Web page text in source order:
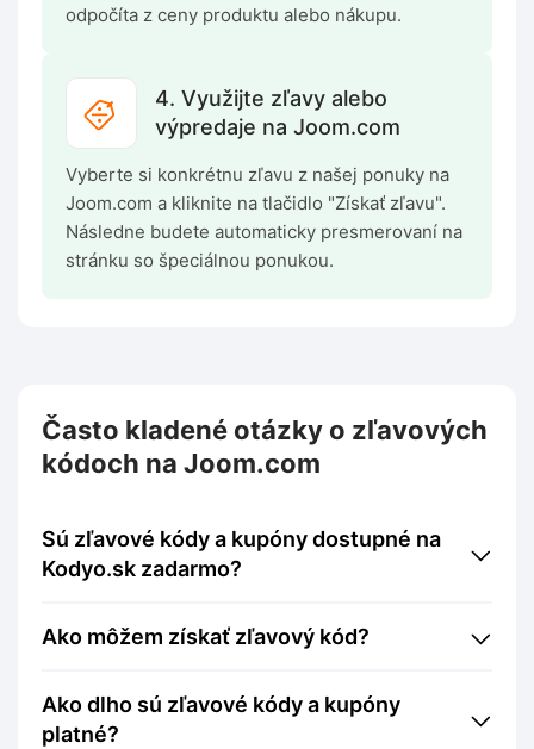
odpočíta z ceny produktu alebo nákupu.
4. Využijte zľavy alebo
výpredaje na Joom.com
Vyberte si konkrétnu zľavu z našej ponuky na
Joom.com a kliknite na tlačidlo "Získať zľavu".
Následne budete automaticky presmerovaní na
stránku so špeciálnou ponukou.
Často kladené otázky o zľavových
kódoch na Joom.com
Sú zľavové kódy a kupóny dostupné na
Kodyo.sk zadarmo?
Ako môžem získať zľavový kód?
Ako dlho sú zľavové kódy a kupóny
platné?